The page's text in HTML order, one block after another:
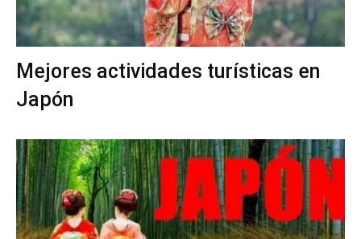
Mejores actividades turísticas en
Japón